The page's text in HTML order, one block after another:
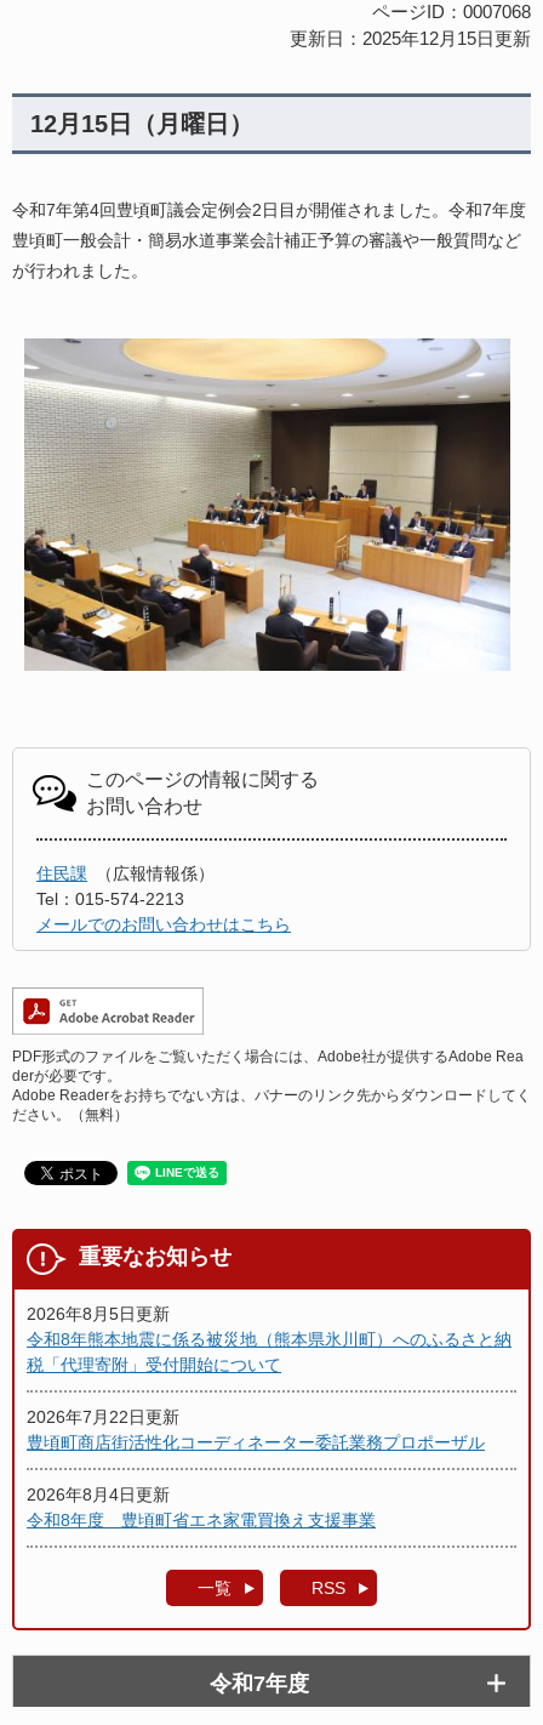
ページID：0007068
更新日：2025年12月15日更新
12月15日（月曜日）
令和7年第4回豊頃町議会定例会2日目が開催されました。令和7年度
豊頃町一般会計・簡易水道事業会計補正予算の審議や一般質問など
が行われました。
このページの情報に関する
お問い合わせ
住民課
広報情報係
Tel：015-574-2213
メールでのお問い合わせはこちら
PDF形式のファイルをご覧いただく場合には、Adobe社が提供するAdobe Rea
derが必要です。
Adobe Readerをお持ちでない方は、バナーのリンク先からダウンロードしてく
ださい。（無料）
重要なお知らせ
2026年8月5日更新
令和8年熊本地震に係る被災地（熊本県氷川町）へのふるさと納
税「代理寄附」受付開始について
2026年7月22日更新
豊頃町商店街活性化コーディネーター委託業務プロポーザル
2026年8月4日更新
令和8年度 豊頃町省エネ家電買換え支援事業
一覧 RSS
令和7年度